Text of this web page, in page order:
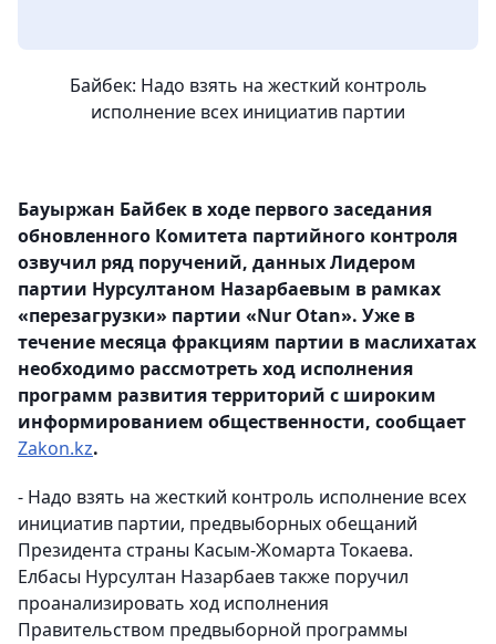
Байбек: Надо взять на жесткий контроль
исполнение всех инициатив партии
Бауыржан Байбек в ходе первого заседания
обновленного Комитета партийного контроля
озвучил ряд поручений, данных Лидером
партии Нурсултаном Назарбаевым в рамках
«перезагрузки» партии «Nur Otan». Уже в
течение месяца фракциям партии в маслихатах
необходимо рассмотреть ход исполнения
программ развития территорий с широким
информированием общественности, сообщает
Zakon.kz.
- Надо взять на жесткий контроль исполнение всех
инициатив партии, предвыборных обещаний
Президента страны Касым-Жомарта Токаева.
Елбасы Нурсултан Назарбаев также поручил
проанализировать ход исполнения
Правительством предвыборной программы